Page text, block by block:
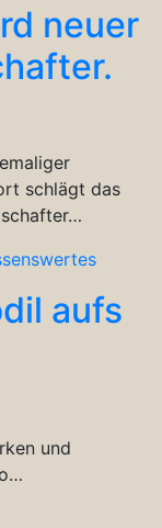
neuer
schlägt das
aufs
und